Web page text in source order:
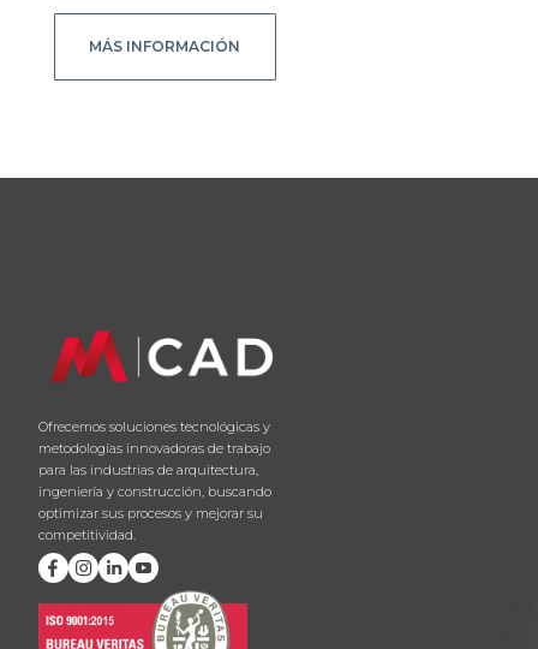
MÁS INFORMACIÓN
Ofrecemos soluciones tecnológicas y
metodologías innovadoras de trabajo
para las industrias de arquitectura,
ingeniería y construcción, buscando
optimizar sus procesos y mejorar su
competitividad.